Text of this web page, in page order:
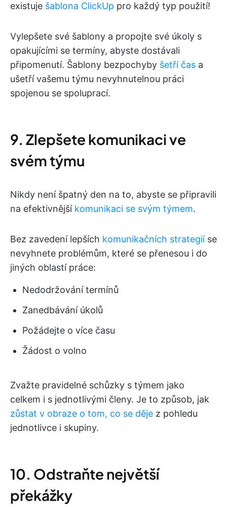
existuje šablona ClickUp pro každý typ použití!
Vylepšete své šablony a propojte své úkoly s
opakujícími se termíny, abyste dostávali
připomenutí. Šablony bezpochyby šetří čas a
ušetří vašemu týmu nevyhnutelnou práci
spojenou se spoluprací.
9. Zlepšete komunikaci ve
svém týmu
Nikdy není špatný den na to, abyste se připravili
na efektivnější komunikaci se svým týmem.
Bez zavedení lepších komunikačních strategiíse
nevyhnete problémům, které se přenesou i do
jiných oblastí práce:
Nedodržování termínů
Zanedbávání úkolů
Požádejte o více času
Žádost o volno
Zvažte pravidelné schůzky s týmem jako
celkem i s jednotlivými členy. Je to způsob, jak
zůstat v obraze o tom, co se děje z pohledu
jednotlivce i skupiny.
10. Odstraňte největší
překážky